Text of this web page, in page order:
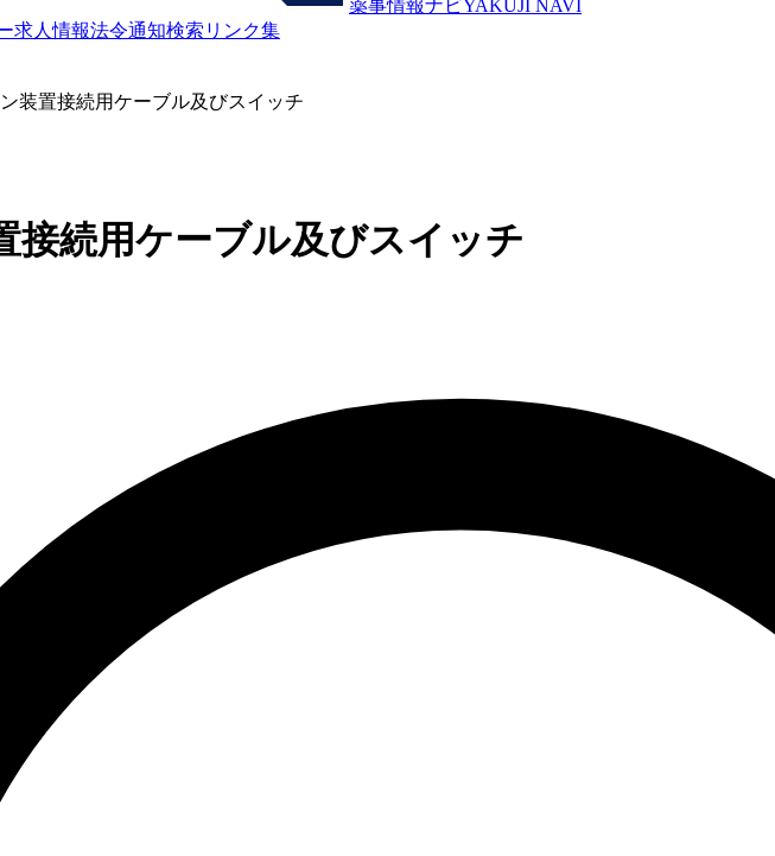
薬事情報ナビYAKUJI NAVI
求人情報法令通知検索 リンク集
装置接続用ケーブル及びスイッチ
接続用ケーブル及びスイッチ